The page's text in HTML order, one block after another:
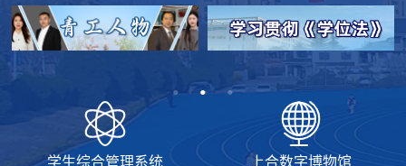
学生综合管理系统 上合数字博物馆